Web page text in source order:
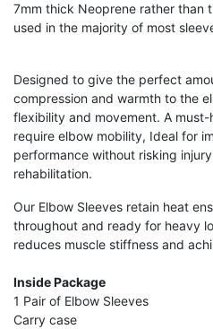
7mm thick Neoprene rather than
used in the majority of most
Designed to give the perfect
compression and warmth to the
flexibility and movement. A
require elbow mobility, Ideal for
performance without risking
rehabilitation.
Our Elbow Sleeves retain heat
throughout and ready for heavy
reduces muscle stiffness and
Inside Package
1 Pair of Elbow Sleeves
Carry case